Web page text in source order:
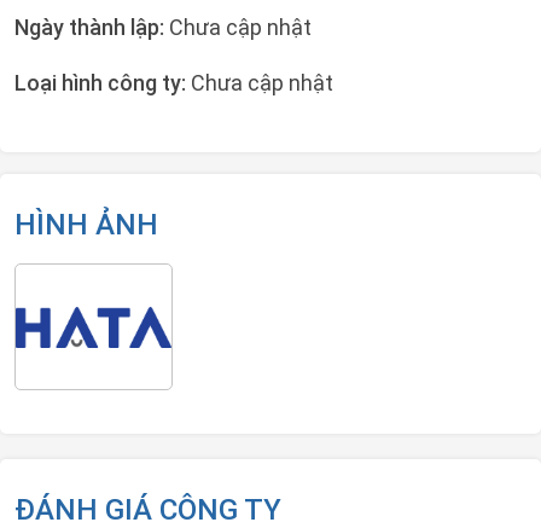
Ngày thành lập: Chưa cập nhật
Loại hình công ty: Chưa cập nhật
HÌNH ẢNH
ĐÁNH GIÁ CÔNG TY